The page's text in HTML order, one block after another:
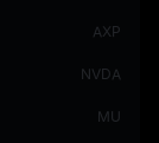
AXP
NVDA
MU